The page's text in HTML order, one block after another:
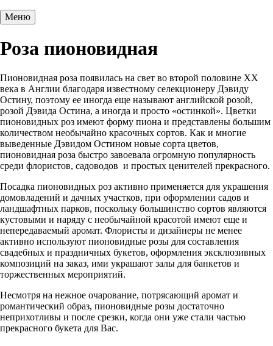
Меню
Роза пионовидная
Пионовидная роза появилась на свет во второй половине ХХ
века в Англии благодаря известному селекционеру Дэвиду
Остину, поэтому ее иногда еще называют английской розой,
розой Дэвида Остина, а иногда и просто «остинкой». Цветки
пионовидных роз имеют форму пиона и представлены большим
количеством необычайно красочных сортов. Как и многие
выведенные Дэвидом Остином новые сорта цветов,
пионовидная роза быстро завоевала огромную популярность
среди флористов, садоводов и простых ценителей прекрасного.
Посадка пионовидных роз активно применяется для украшения
домовладений и дачных участков, при оформлении садов и
ландшафтных парков, поскольку большинство сортов являются
кустовыми и наряду с необычайной красотой имеют еще и
непередаваемый аромат. Флористы и дизайнеры не менее
активно используют пионовидные розы для составления
свадебных и праздничных букетов, оформления эксклюзивных
композиций на заказ, ими украшают залы для банкетов и
торжественных мероприятий.
Несмотря на нежное очарование, потрясающий аромат и
романтический образ, пионовидные розы достаточно
неприхотливы и после срезки, когда они уже стали частью
прекрасного букета для Вас.